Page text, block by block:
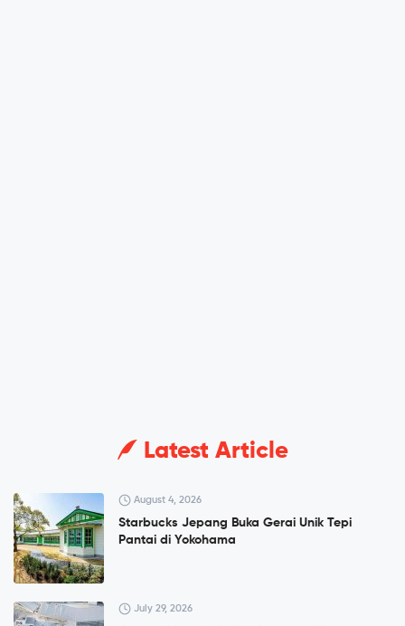
Latest Article
August 4, 2026
Starbucks Jepang Buka Gerai Unik Tepi
Pantai di Yokohama
July 29, 2026